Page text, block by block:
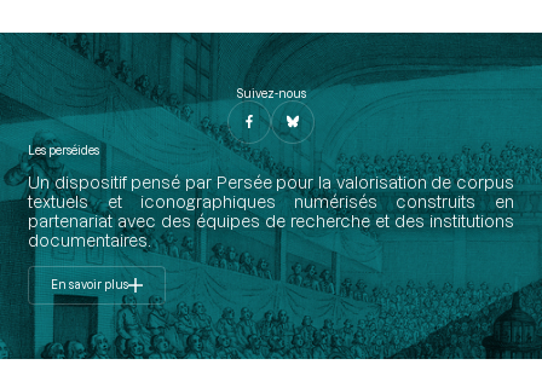
Suivez-nous
Les perséides
Un dispositif pensé par Persée pour la valorisation de corpus
textuels et iconographiques numérisés construits en
partenariat avec des équipes de recherche et des institutions
documentaires.
En savoir plus